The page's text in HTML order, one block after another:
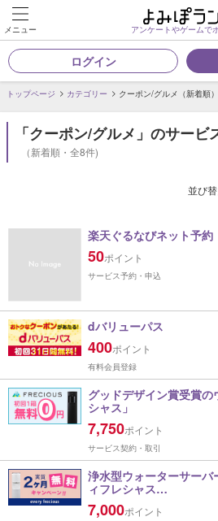
メニュー アンケートやゲームで
ログイン
トップページ カテゴリー クーポン/グルメ（新着順）
「クーポン/グルメ」のサービ
（新着順・全8件)
並び替
楽天ぐるなびネット予約
50ポイント
サービス予約・申込
dバリューパス
400ポイント
有料会員登録
グッドデザイン賞受賞
シャス」
7,750ポイント
サービス契約・取引
浄水型ウォーターサー
ィフレシャス…
7,000ポイント